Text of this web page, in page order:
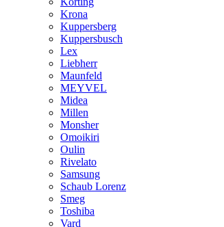
Krona
Kuppersberg
Kuppersbusch
Lex
Liebherr
Maunfeld
MEYVEL
Midea
Millen
Monsher
Omoikiri
Oulin
Rivelato
Samsung
Schaub Lorenz
Smeg
Toshiba
Vard